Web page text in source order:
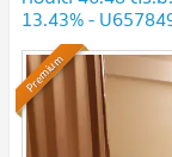
13.43% -
Premium